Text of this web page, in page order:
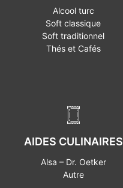
Alcool turc
Soft classique
Soft traditionnel
Thés et Cafés
AIDES CULINAIRES
Alsa – Dr. Oetker
Autre